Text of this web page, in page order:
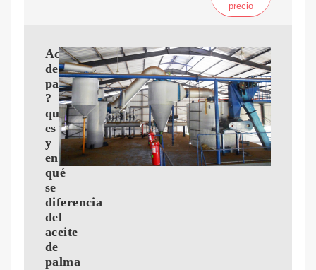
precio
Aceite
de
palmiste:
?
qué
es
y
en
qué
se
diferencia
del
aceite
de
palma